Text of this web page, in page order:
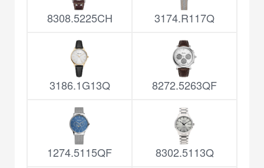
8308.5225CH 3174.R117Q
3186.1G13Q 8272.5263QF
1274.5115QF 8302.5113Q